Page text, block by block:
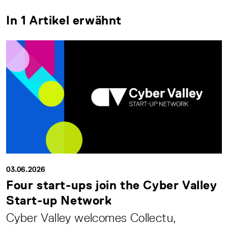
In 1 Artikel erwähnt
03.06.2026
Four start-ups join the Cyber Valley
Start-up Network
Cyber Valley welcomes Collectu,